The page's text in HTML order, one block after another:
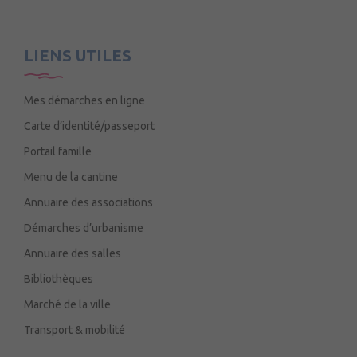
LIENS UTILES
Mes démarches en ligne
Carte d’identité/passeport
Portail famille
Menu de la cantine
Annuaire des associations
Démarches d’urbanisme
Annuaire des salles
Bibliothèques
Marché de la ville
Transport & mobilité